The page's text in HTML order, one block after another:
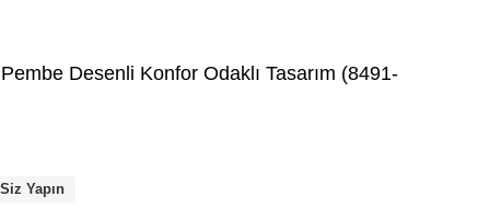
Desenli Konfor Odaklı Tasarım (8491-
Yapın